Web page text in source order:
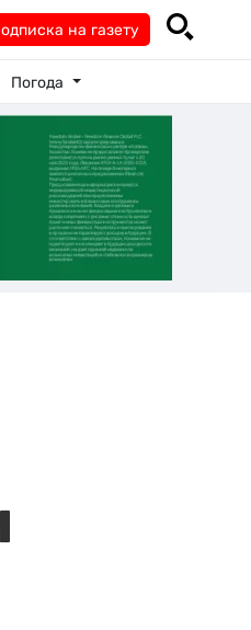
на газету
Погода